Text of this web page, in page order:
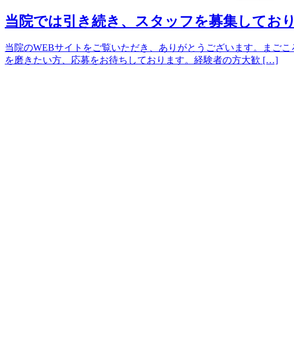
当院では引き続き、スタッフを募集してお
当院のWEBサイトをご覧いただき、ありがとうございます。まご
を磨きたい方、応募をお待ちしております。経験者の方大歓 […]